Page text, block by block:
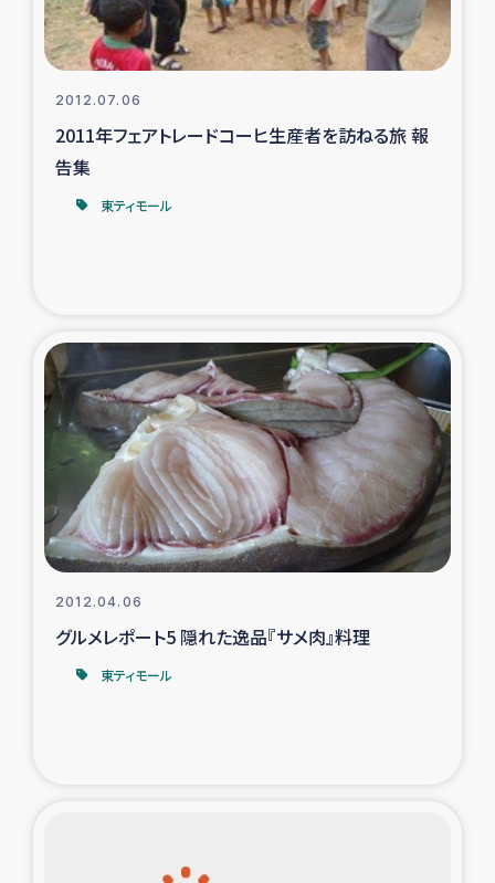
レバノンでのシリア難民への食糧・越冬支援
レバノンにおける緊急支援
レバノンでのシリア難民への教育支援事業
レバノンでのシリア難民・レバノン人への農業支援
石巻市街地在宅被災者支援
復興応援隊の活動
仮設住宅生活支援・農業復興支援
漁業復興支援
2012.07.06
2011年フェアトレードコーヒ生産者を訪ねる旅 報
告集
東ティモール
2012.04.06
グルメレポート5 隠れた逸品『サメ肉』料理
東ティモール